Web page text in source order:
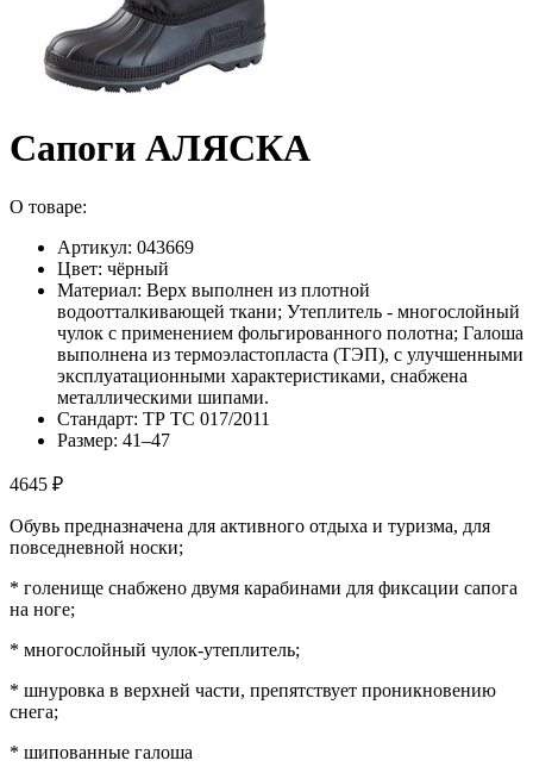
Сапоги АЛЯСКА
О товаре:
Артикул: 043669
Цвет: чёрный
Материал: Верх выполнен из плотной
водоотталкивающей ткани; Утеплитель - многослойный
чулок с применением фольгированного полотна; Галоша
выполнена из термоэластопласта (ТЭП), с улучшенными
эксплуатационными характеристиками, снабжена
металлическими шипами.
Стандарт: ТР ТС 017/2011
Размер: 41–47
4645 ₽
Обувь предназначена для активного отдыха и туризма, для
повседневной носки;
* голенище снабжено двумя карабинами для фиксации сапога
на ноге;
* многослойный чулок-утеплитель;
* шнуровка в верхней части, препятствует проникновению
снега;
* шипованные галоша